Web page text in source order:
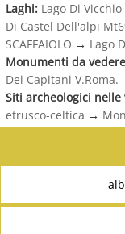
Laghi: Lago Di Vicchio
Di Castel Dell'alpi
SCAFFAIOLO → Lago
Monumenti da
Dei Capitani V.Roma.
Siti archeologici nelle
etrusco-celtica →